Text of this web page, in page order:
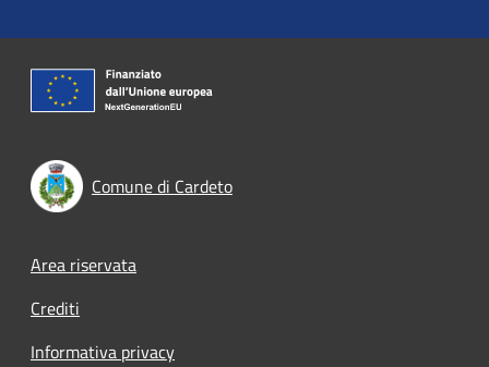
Comune di Cardeto
Footer menu
Area riservata
Crediti
Informativa privacy